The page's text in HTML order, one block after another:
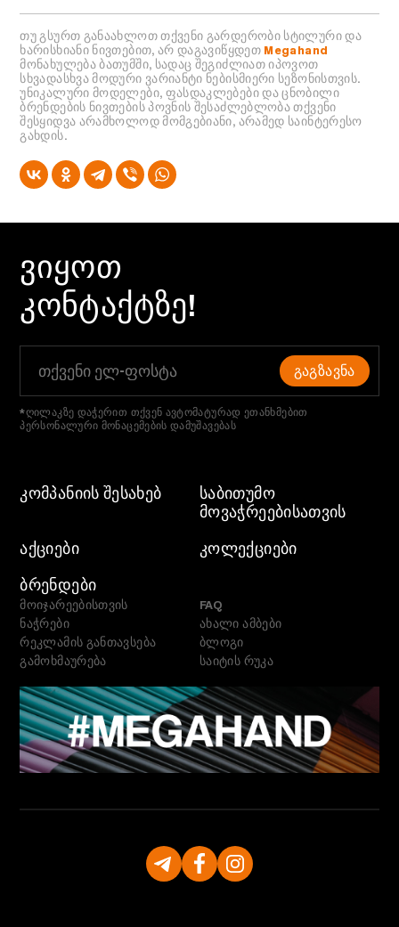
თუ გსურთ განაახლოთ თქვენი გარდერობი სტილური და
ხარისხიანი ნივთებით, არ დაგავიწყდეთ Megahand
მონახულება ბათუმში, სადაც შეგიძლიათ იპოვოთ
სხვადასხვა მოდური ვარიანტი ნებისმიერი სეზონისთვის.
უნიკალური მოდელები, ფასდაკლებები და ცნობილი
ბრენდების ნივთების პოვნის შესაძლებლობა თქვენი
შესყიდვა არამხოლოდ მომგებიანი, არამედ საინტერესო
გახდის.
ᲕᲘᲧᲝᲗ
ᲙᲝᲜᲢᲐᲥᲢᲖᲔ!
ᲒᲐᲒᲖᲐᲕᲜᲐ
*ღილაკზე დაჭერით თქვენ ავტომატურად ეთანხმებით
პერსონალური მონაცემების დამუშავებას
ᲙᲝᲛᲞᲐᲜᲘᲘᲡ ᲨᲔᲡᲐᲮᲔᲑ
ᲡᲐᲑᲘᲗᲣᲛᲝ
ᲛᲝᲕᲐᲭᲠᲔᲔᲑᲘᲡᲐᲗᲕᲘᲡ
ᲐᲥᲪᲘᲔᲑᲘ
ᲙᲝᲚᲔᲥᲪᲘᲔᲑᲘ
ᲑᲠᲔᲜᲓᲔᲑᲘ
მოიჯარეებისთვის
ნაჭრები
რეკლამის განთავსება
გამოხმაურება
FAQ
ახალი ამბები
ბლოგი
საიტის რუკა